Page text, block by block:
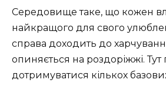
Середовище таке, що кожен
найкращого для свого
справа доходить до
опиняється на роздоріжжі. Тут
дотримуватися кількох